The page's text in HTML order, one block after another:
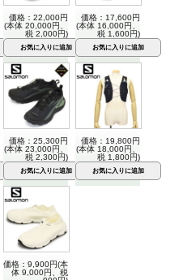
価格：22,000円
(本体 20,000円、
税 2,000円)
価格：17,600円
(本体 16,000円、
税 1,600円)
価格：25,300円
(本体 23,000円、
税 2,300円)
価格：19,800円
(本体 18,000円、
税 1,800円)
価格：9,900円(本
体 9,000円、税